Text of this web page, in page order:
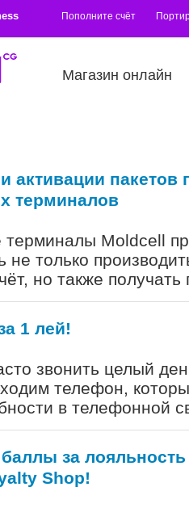
Пополните счёт
Магазин онлайн
активации пакетов
терминалов
терминалы Moldcell
не только
но также получать
1 лей!
звонить целый
телефон,
в телефонной
за
Shop!